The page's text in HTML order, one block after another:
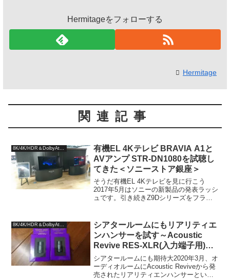
Hermitageをフォローする
Hermitage
関連記事
有機EL 4Kテレビ BRAVIA A1と
AVアンプ STR-DN1080を試聴し
てきた＜ソニーストア銀座＞
そうだ有機EL 4Kテレビを見に行こう
2017年5月はソニーの新製品の発表ラッシ
ュです。引き続きZ9Dシリーズをフラグ
ップとして、それを中心に各価格帯の4K
液...
8K/4K/HDR＆DolbyAtmos
シアタールームにもリアリティエ
ンハンサーを試す～Acoustic
Revive RES-XLR(入力端子用)と
AV8802A～
シアタールームにも期待大2020年3月、オ
ーディオルームにAcoustic Reviveから発
売されたリアリティエンハンサーという